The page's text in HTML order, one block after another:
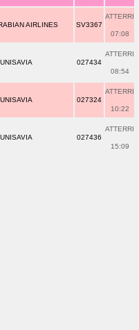
AIRLINES SV3367
ATTERRI
07:08
027434
ATTERRI
08:54
027324
ATTERRI
10:22
027436
ATTERRI
15:09